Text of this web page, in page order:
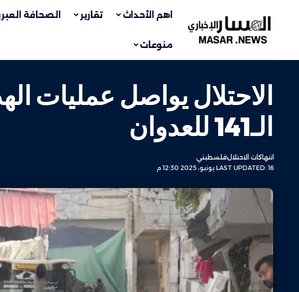
اهم الأحداث تقارير الصحافة
منوعات
الاحتلال يواصل عمليات
الـ141 للعدوان
LAST UPDATED: 16 يونيو، 2025 12:30 م
انتهاكات الاحتلالفلسطيني